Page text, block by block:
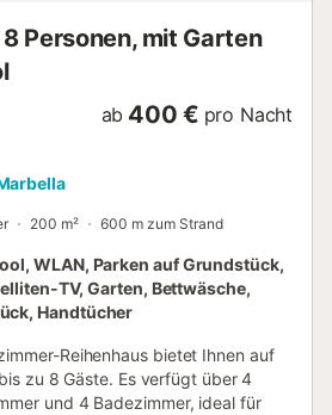
Personen, mit Garten
ab 400 € pro Nacht
200 m² 600 m zum Strand
WLAN, Parken auf Grundstück,
TV, Garten, Bettwäsche,
Handtücher
Reihenhaus bietet Ihnen auf
zu 8 Gäste. Es verfügt über 4
und 4 Badezimmer, ideal für